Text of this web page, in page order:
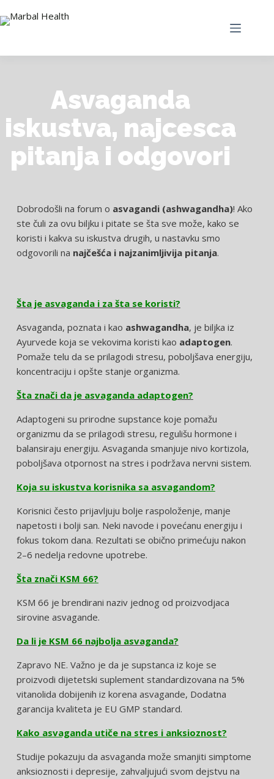
Asvaganda
iskustva, najcesca
pitanja i odgovori
Dobrodošli na forum o asvagandi (ashwagandha)! Ako
ste čuli za ovu biljku i pitate se šta sve može, kako se
koristi i kakva su iskustva drugih, u nastavku smo
odgovorili na najčešća i najzanimljivija pitanja.
Šta je asvagandai za šta se koristi?
Asvaganda, poznata i kao ashwagandha, je biljka iz
Ayurvede koja se vekovima koristi kao adaptogen.
Pomaže telu da se prilagodi stresu, poboljšava energiju,
koncentraciju i opšte stanje organizma.
Šta znači da je asvaganda adaptogen?
Adaptogeni su prirodne supstance koje pomažu
organizmu da se prilagodi stresu, regulišu hormone i
balansiraju energiju. Asvaganda smanjuje nivo kortizola,
poboljšava otpornost na stres i podržava nervni sistem.
Koja su iskustva korisnika sa asvagandom?
Korisnici često prijavljuju bolje raspoloženje, manje
napetosti i bolji san. Neki navode i povećanu energiju i
fokus tokom dana. Rezultati se obično primećuju nakon
2–6 nedelja redovne upotrebe.
Šta znači KSM 66?
KSM 66 je brendirani naziv jednog od proizvodjaca
sirovine asvagande.
Da li je KSM 66 najbolja asvaganda?
Zapravo NE. Važno je da je supstanca iz koje se
proizvodi dijetetski suplement standardizovana na 5%
vitanolida dobijenih iz korena asvagande, Dodatna
garancija kvaliteta je EU GMP standard.
Kako asvaganda utiče na stres i anksioznost?
Studije pokazuju da asvaganda može smanjiti simptome
anksioznosti i depresije, zahvaljujući svom dejstvu na